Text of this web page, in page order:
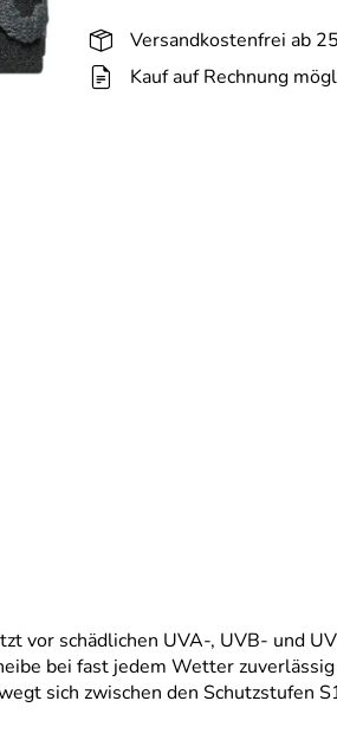
Versandkostenfrei ab
Kauf auf Rechnung
vor schädlichen UVA-, UVB- und
bei fast jedem Wetter
sich zwischen den Schutzstufen